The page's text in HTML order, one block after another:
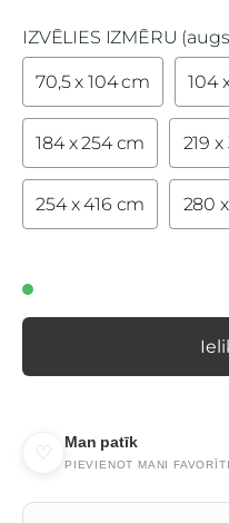
IZVĒLIES IZMĒRU
70,5 x 104 cm 104
184 x 254 cm 219
254 x 416 cm 280
♡ Man patīk
PIEVIENOT MANI FAVORĪTI